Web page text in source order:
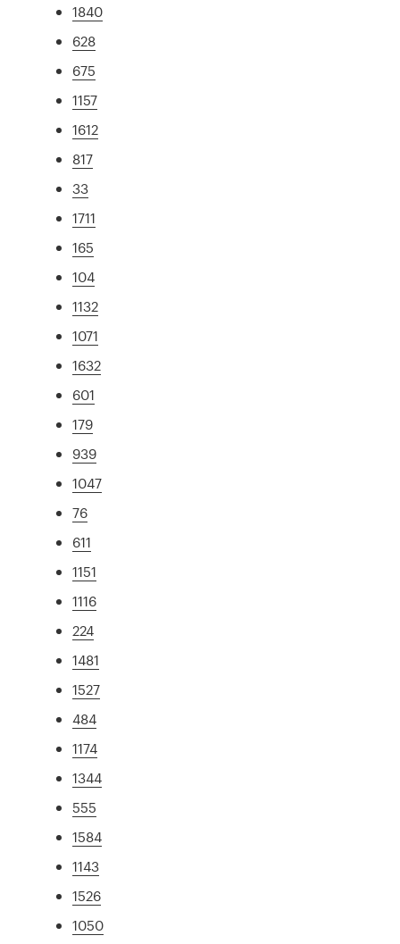
1840
628
675
1157
1612
817
33
1711
165
104
1132
1071
1632
601
179
939
1047
76
611
1151
1116
224
1481
1527
484
1174
1344
555
1584
1143
1526
1050